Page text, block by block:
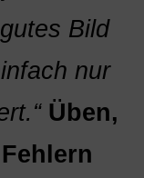
Bild
nur
Üben,